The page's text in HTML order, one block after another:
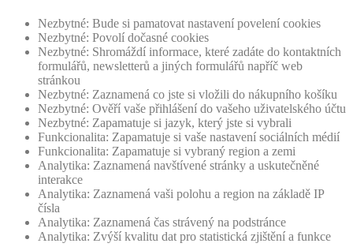
Nezbytné: Bude si pamatovat nastavení povelení cookies
Nezbytné: Povolí dočasné cookies
Nezbytné: Shromáždí informace, které zadáte do kontaktních
formulářů, newsletterů a jiných formulářů napříč web
stránkou
Nezbytné: Zaznamená co jste si vložili do nákupního košíku
Nezbytné: Ověří vaše přihlášení do vašeho uživatelského účtu
Nezbytné: Zapamatuje si jazyk, který jste si vybrali
Funkcionalita: Zapamatuje si vaše nastavení sociálních médií
Funkcionalita: Zapamatuje si vybraný region a zemi
Analytika: Zaznamená navštívené stránky a uskutečněné
interakce
Analytika: Zaznamená vaši polohu a region na základě IP
čísla
Analytika: Zaznamená čas strávený na podstránce
Analytika: Zvýší kvalitu dat pro statistická zjištění a funkce